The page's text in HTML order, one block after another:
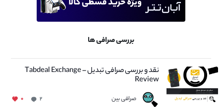
بررسی صرافی ها
نقد و بررسی صرافی تبدیل – Tabdeal Exchange
Review
صرافی بین ۲ ۰